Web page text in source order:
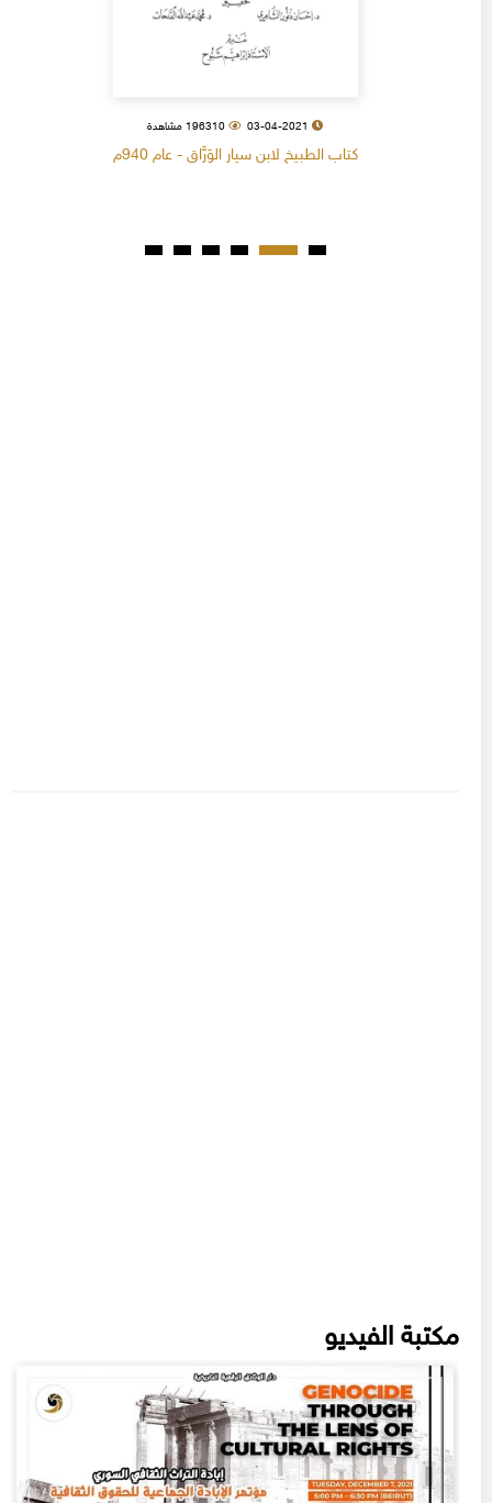
03-04-2021 196310 مشاهدة
كتاب الطبيخ لابن سيار الوَرَّاق - عام 940م
مكتبة الفيديو